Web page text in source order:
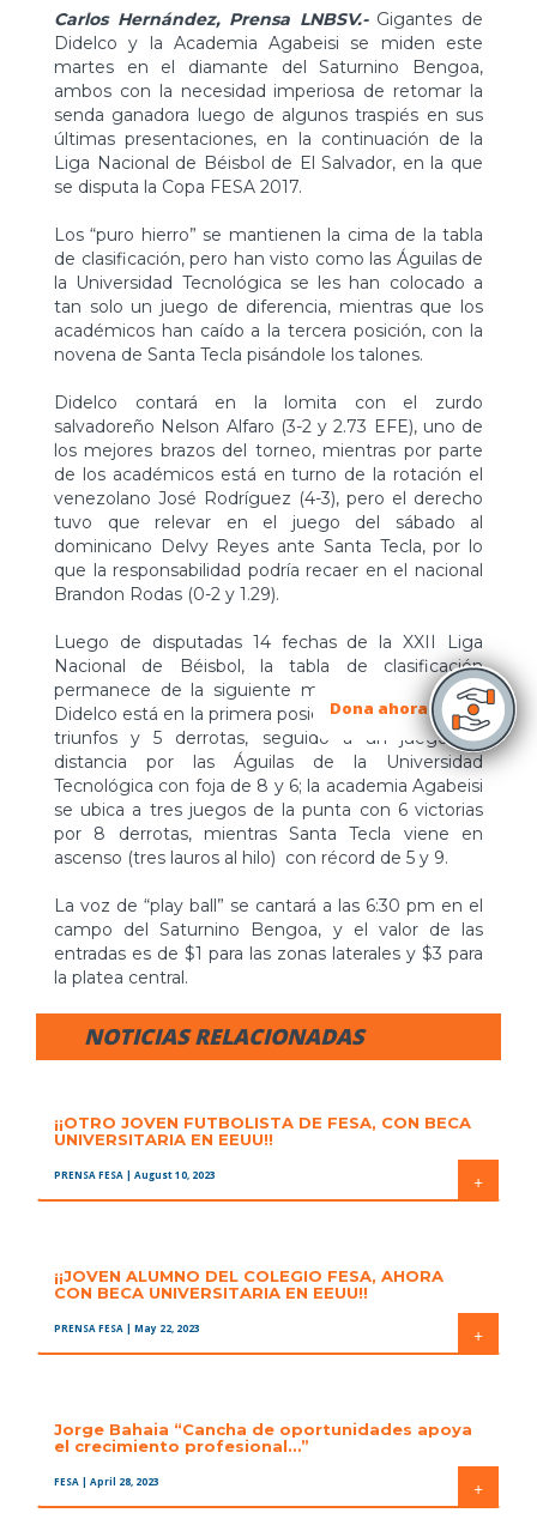
Dona ahora
Carlos Hernández, Prensa LNBSV.-Gigantes de
Didelco y la Academia Agabeisi se miden este
martes en el diamante del Saturnino Bengoa,
ambos con la necesidad imperiosa de retomar la
senda ganadora luego de algunos traspiés en sus
últimas presentaciones, en la continuación de la
Liga Nacional de Béisbol de El Salvador, en la que
se disputa la Copa FESA 2017.
Los “puro hierro” se mantienen la cima de la tabla
de clasificación, pero han visto como las Águilas de
la Universidad Tecnológica se les han colocado a
tan solo un juego de diferencia, mientras que los
académicos han caído a la tercera posición, con la
novena de Santa Tecla pisándole los talones.
Didelco contará en la lomita con el zurdo
salvadoreño Nelson Alfaro (3-2 y 2.73 EFE), uno de
los mejores brazos del torneo, mientras por parte
de los académicos está en turno de la rotación el
venezolano José Rodríguez (4-3), pero el derecho
tuvo que relevar en el juego del sábado al
dominicano Delvy Reyes ante Santa Tecla, por lo
que la responsabilidad podría recaer en el nacional
Brandon Rodas (0-2 y 1.29).
Luego de disputadas 14 fechas de la XXII Liga
Nacional de Béisbol, la tabla de clasificación
permanece de la siguiente manera: Gigantes de
Didelco está en la primera posición con récord de 9
triunfos y 5 derrotas, seguido a un juego de
distancia por las Águilas de la Universidad
Tecnológica con foja de 8 y 6; la academia Agabeisi
se ubica a tres juegos de la punta con 6 victorias
por 8 derrotas, mientras Santa Tecla viene en
ascenso (tres lauros al hilo) con récord de 5 y 9.
La voz de “play ball” se cantará a las 6:30 pm en el
campo del Saturnino Bengoa, y el valor de las
entradas es de $1 para las zonas laterales y $3 para
la platea central.
NOTICIAS RELACIONADAS
¡¡OTRO JOVEN FUTBOLISTA DE FESA, CON BECA
UNIVERSITARIA EN EEUU!!
PRENSA FESA | August 10, 2023 +
¡¡JOVEN ALUMNO DEL COLEGIO FESA, AHORA
CON BECA UNIVERSITARIA EN EEUU!!
PRENSA FESA | May 22, 2023 +
Jorge Bahaia “Cancha de oportunidades apoya
el crecimiento profesional…”
FESA | April 28, 2023 +